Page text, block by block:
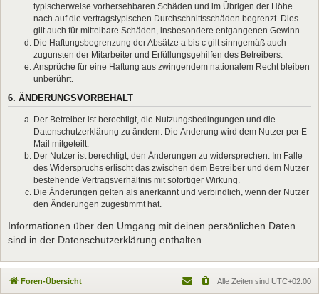
typischerweise vorhersehbaren Schäden und im Übrigen der Höhe
nach auf die vertragstypischen Durchschnittsschäden begrenzt. Dies
gilt auch für mittelbare Schäden, insbesondere entgangenen Gewinn.
Die Haftungsbegrenzung der Absätze a bis c gilt sinngemäß auch
zugunsten der Mitarbeiter und Erfüllungsgehilfen des Betreibers.
Ansprüche für eine Haftung aus zwingendem nationalem Recht bleiben
unberührt.
6. ÄNDERUNGSVORBEHALT
Der Betreiber ist berechtigt, die Nutzungsbedingungen und die
Datenschutzerklärung zu ändern. Die Änderung wird dem Nutzer per E-
Mail mitgeteilt.
Der Nutzer ist berechtigt, den Änderungen zu widersprechen. Im Falle
des Widerspruchs erlischt das zwischen dem Betreiber und dem Nutzer
bestehende Vertragsverhältnis mit sofortiger Wirkung.
Die Änderungen gelten als anerkannt und verbindlich, wenn der Nutzer
den Änderungen zugestimmt hat.
Informationen über den Umgang mit deinen persönlichen Daten
sind in der Datenschutzerklärung enthalten.
Foren-Übersicht Alle Zeiten sind UTC+02:00